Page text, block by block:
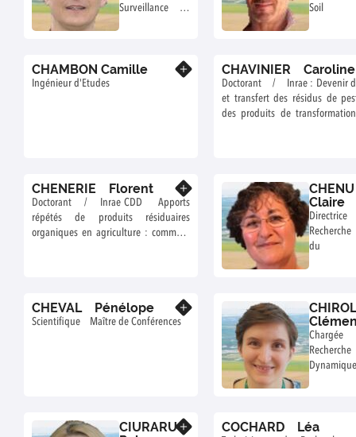
Surveillance de
Soil
CHAMBON Camille
Ingénieur d'Etudes
CHAVINIER Caroline
Doctorant / Inrae : Devenir
et transfert des résidus de
des produits de
CHENERIE Florent
Doctorant / Inrae CDD Apports
répétés de produits résiduaires
organiques en agriculture : comment
CHENU
Claire
du
CHEVAL Pénélope
Scientifique Maître de Conférences
CHIROL
CIURARU
COCHARD Léa